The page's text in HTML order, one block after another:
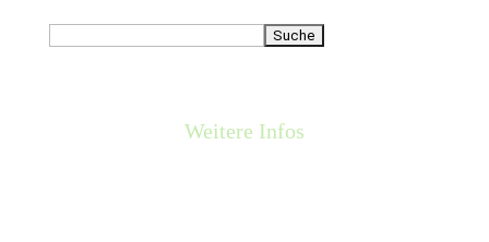
Weitere Infos